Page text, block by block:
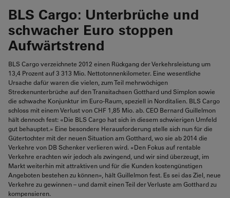
BLS Cargo: Unterbrüche und
schwacher Euro stoppen
Aufwärtstrend
BLS Cargo verzeichnete 2012 einen Rückgang der Verkehrsleistung um
13,4 Prozent auf 3 313 Mio. Nettotonnenkilometer. Eine wesentliche
Ursache dafür waren die vielen, zum Teil mehrwöchigen
Streckenunterbrüche auf den Transitachsen Gotthard und Simplon sowie
die schwache Konjunktur im Euro-Raum, speziell in Norditalien. BLS Cargo
schloss mit einem Verlust von CHF 1,85 Mio. ab. CEO Bernard Guillelmon
hält dennoch fest: «Die BLS Cargo hat sich in diesem schwierigen Umfeld
gut behauptet.» Eine besondere Herausforderung stelle sich nun für die
Gütertochter mit der neuen Situation am Gotthard, wo sie ab 2014 die
Verkehre von DB Schenker verlieren wird. «Den Fokus auf rentable
Verkehre erachten wir jedoch als zwingend, und wir sind überzeugt, im
Markt weiterhin mit attraktiven und für die Kunden kostengünstigen
Angeboten bestehen zu können», hält Guillelmon fest. Es sei das Ziel, neue
Verkehre zu gewinnen – und damit einen Teil der Verluste am Gotthard zu
kompensieren.